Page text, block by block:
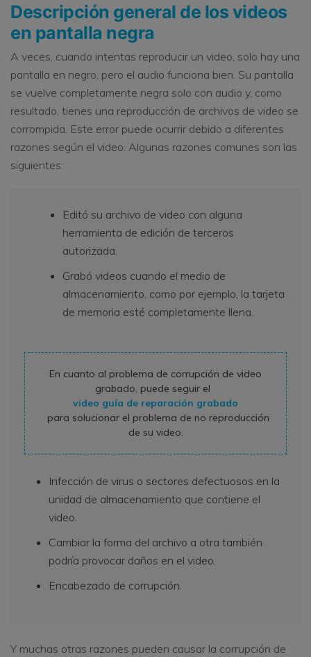
Descripción general de los videos
en pantalla negra
A veces, cuando intentas reproducir un video, solo hay una
pantalla en negro, pero el audio funciona bien. Su pantalla
se vuelve completamente negra solo con audio y, como
resultado, tienes una reproducción de archivos de video se
corrompida. Este error puede ocurrir debido a diferentes
razones según el video. Algunas razones comunes son las
siguientes:
Editó su archivo de video con alguna
herramienta de edición de terceros
autorizada.
Grabó videos cuando el medio de
almacenamiento, como por ejemplo, la tarjeta
de memoria esté completamente llena.
En cuanto al problema de corrupción de video
grabado, puede seguir el
video guía de reparación grabado
para solucionar el problema de no reproducción
de su video.
Infección de virus o sectores defectuosos en la
unidad de almacenamiento que contiene el
video.
Cambiar la forma del archivo a otra también
podría provocar daños en el video.
Encabezado de corrupción.
Y muchas otras razones pueden causar la corrupción de